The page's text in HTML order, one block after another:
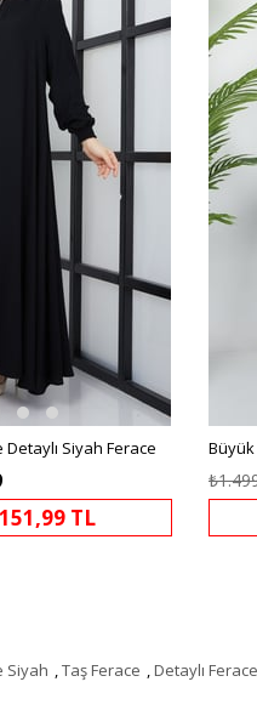
Siyah Ferace
TL
Siyah ,Taş Ferace ,Detaylı Ferace